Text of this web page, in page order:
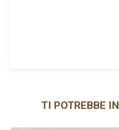
TI POTREBBE